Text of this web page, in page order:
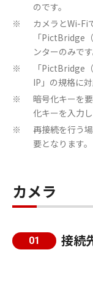
のです。
※
カメラとWi-Fi
「PictBridge
ンターのみです
※
「PictBridge
IP」の規格に対
※
暗号化キーを
化キーを入力
※
再接続を行う
要となります。
カメラ
01 接続